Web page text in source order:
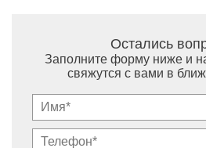
Остались
Заполните форму ниже и
свяжутся с вами в